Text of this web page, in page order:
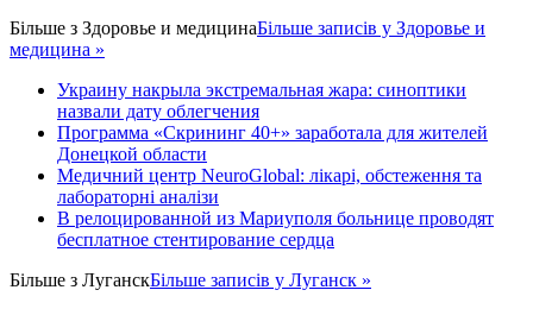
Більше з Здоровье и медицинаБільше записів у Здоровье и
медицина »
Украину накрыла экстремальная жара: синоптики
назвали дату облегчения
Программа «Скрининг 40+» заработала для жителей
Донецкой области
Медичний центр NeuroGlobal: лікарі, обстеження та
лабораторні аналізи
В релоцированной из Мариуполя больнице проводят
бесплатное стентирование сердца
Більше з ЛуганскБільше записів у Луганск »